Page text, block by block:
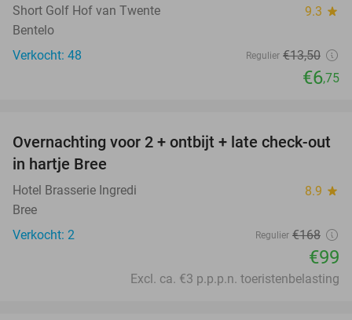
Short Golf Hof van Twente 9.3 star
Bentelo
Verkocht: 48
Regulier €13,50
€6,75
41%
TODAY
Overnachting voor 2 + ontbijt + late check-out
in hartje Bree
Hotel Brasserie Ingredi 8.9 star
Bree
Verkocht: 2
Regulier €168
€99
Excl. ca. €3 p.p.p.n. toeristenbelasting